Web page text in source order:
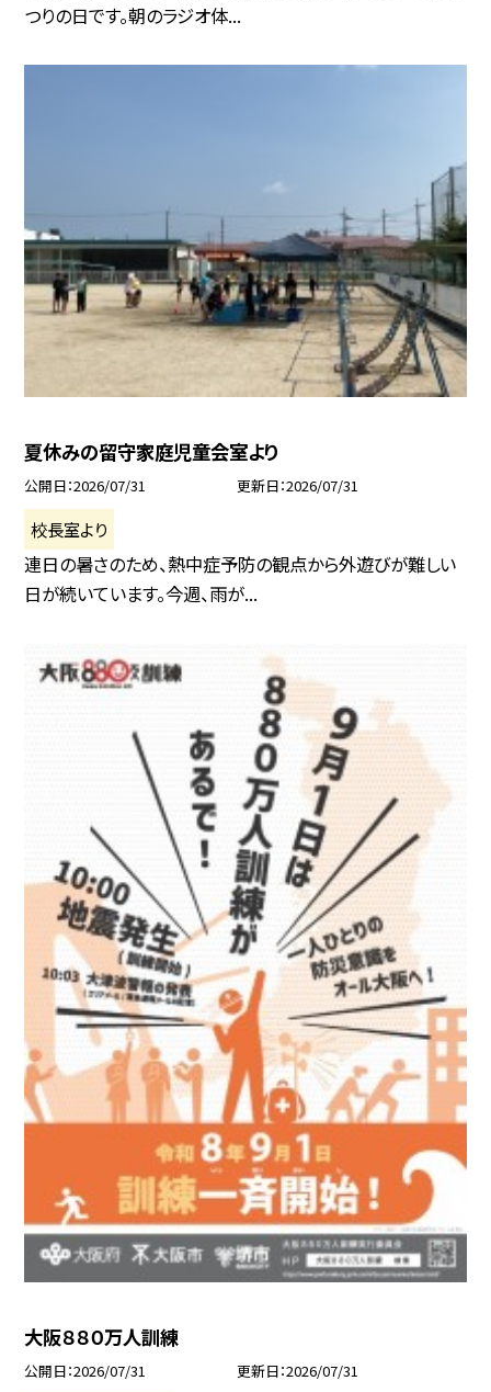
つりの日です。朝のラジオ体...
夏休みの留守家庭児童会室より
公開日 2026/07/31 更新日 2026/07/31
校長室より
連日の暑さのため、熱中症予防の観点から外遊びが難しい
日が続いています。今週、雨が...
大阪８８０万人訓練
公開日 2026/07/31 更新日 2026/07/31